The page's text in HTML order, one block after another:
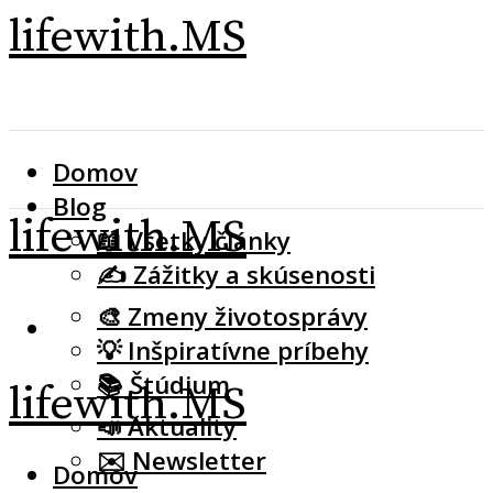
lifewith.MS
Domov
Blog
📖 Všetky články
✍️ Zážitky a skúsenosti
🎨 Zmeny životosprávy
💡 Inšpiratívne príbehy
📚 Štúdium
📣 Aktuality
✉️ Newsletter
lifewith.MS
lifewith.MS
Domov